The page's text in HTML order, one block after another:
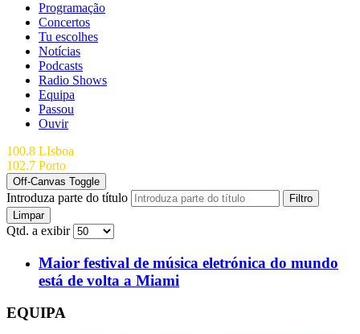
Programação
Concertos
Tu escolhes
Notícias
Podcasts
Radio Shows
Equipa
Passou
Ouvir
100.8 LIsboa
102.7 Porto
Off-Canvas Toggle
Introduza parte do título
Filtro
Limpar
Qtd. a exibir
Maior festival de música eletrónica do mundo
está de volta a Miami
EQUIPA